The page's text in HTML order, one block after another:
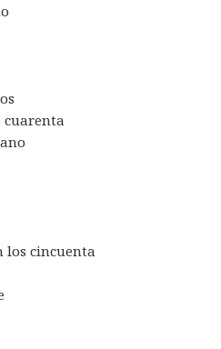
cuarenta
los cincuenta